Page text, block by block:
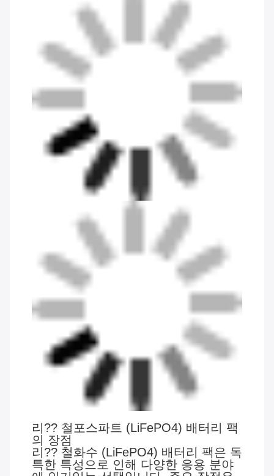
리?? 철포스파트 (LiFePO4) 배터리 팩
의 장점
리?? 철화수 (LiFePO4) 배터리 팩은 독
특한 특성으로 인해 다양한 응용 분야